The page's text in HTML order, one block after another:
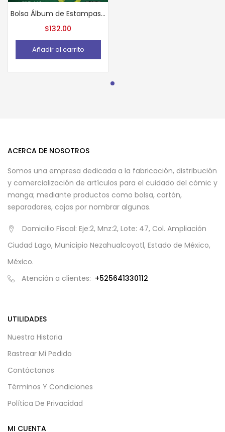
Bolsa Álbum de Estampas Pasta Suave 10 piezas
$132.00
Añadir al carrito
ACERCA DE NOSOTROS
Somos una empresa dedicada a la fabricación, distribución
y comercialización de artículos para el cuidado del cómic y
manga; mediante productos como bolsa, cartón,
separadores, cajas por nombrar algunas.
Domicilio Fiscal: Eje:2, Mnz:2, Lote: 47, Col. Ampliación
Ciudad Lago, Municipio Nezahualcoyotl, Estado de México,
México.
Atención a clientes: +525641330112
UTILIDADES
Nuestra Historia
Rastrear Mi Pedido
Contáctanos
Términos Y Condiciones
Política De Privacidad
MI CUENTA